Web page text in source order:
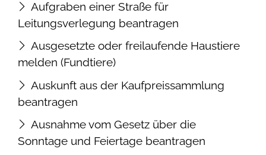
Aufgraben einer Straße für
Leitungsverlegung beantragen
Ausgesetzte oder freilaufende Haustiere
melden (Fundtiere)
Auskunft aus der Kaufpreissammlung
beantragen
Ausnahme vom Gesetz über die
Sonntage und Feiertage beantragen